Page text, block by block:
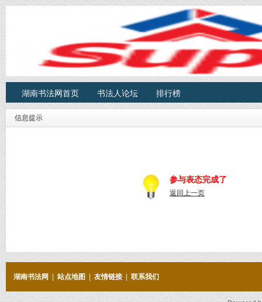
湖南书法网首页 书法人论坛 排行榜
信息提示
参与表态完成了
返回上一页
湖南书法网 站点地图 友情链接 联系我们